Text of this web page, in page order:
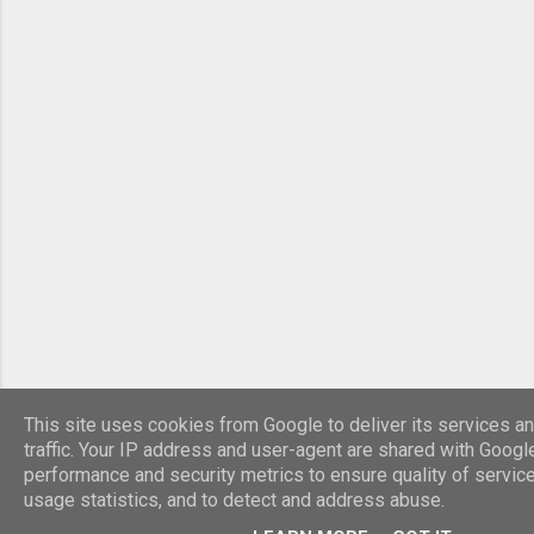
This site uses cookies from Google to deliver its services
traffic. Your IP address and user-agent are shared with
performance and security metrics to ensure quality of
usage statistics, and to detect and address abuse.